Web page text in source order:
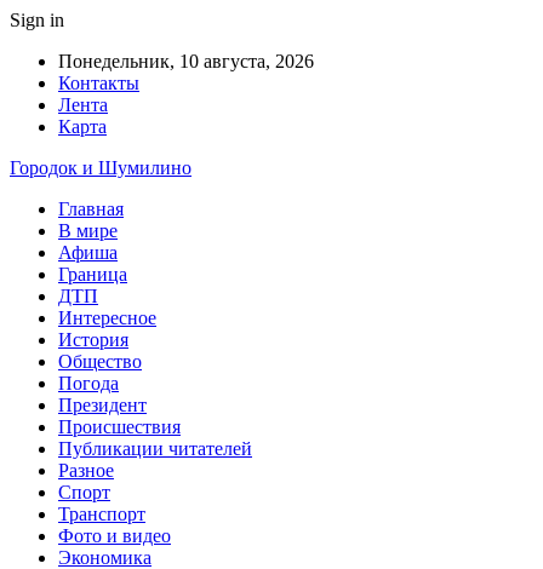
Sign in
Понедельник, 10 августа, 2026
Контакты
Лента
Карта
Городок и Шумилино
Главная
В мире
Афиша
Граница
ДТП
Интересное
История
Общество
Погода
Президент
Происшествия
Публикации читателей
Разное
Спорт
Транспорт
Фото и видео
Экономика